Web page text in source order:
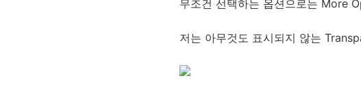
무조건 선택하는 옵션으로는 More
저는 아무것도 표시되지 않는